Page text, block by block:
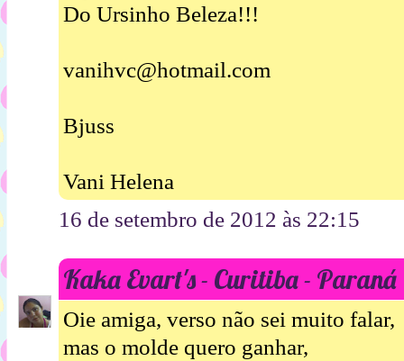
Do Ursinho Beleza!!!
vanihvc@hotmail.com
Bjuss
Vani Helena
16 de setembro de 2012 às 22:15
Kaka Evart's - Curitiba - Paraná
Oie amiga, verso não sei muito falar,
mas o molde quero ganhar,